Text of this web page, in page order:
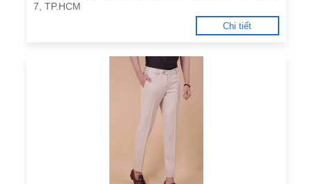
7, TP.HCM
Chi tiết